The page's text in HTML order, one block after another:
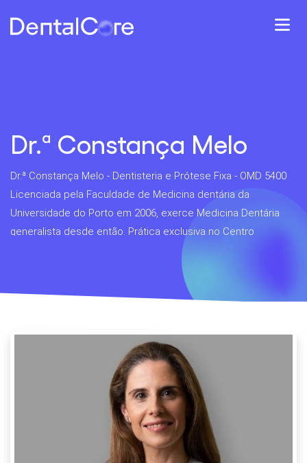
Dr.ª Constança Melo
Dr.ª Constança Melo - Dentisteria e Prótese Fixa - OMD 5400
Licenciada pela Faculdade de Medicina dentária da
Universidade do Porto em 2006, exerce Medicina Dentária
generalista desde então. Prática exclusiva no Centro
Médico Dentária e na unidade CMD inserida no Hospital Cuf